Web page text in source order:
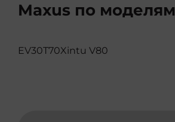
Maxus по моделям
EV30T70Xintu V80